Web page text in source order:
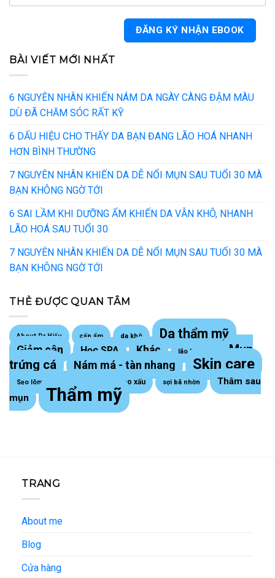
BÀI VIẾT MỚI NHẤT
6 NGUYÊN NHÂN KHIẾN NÁM DA NGÀY CÀNG ĐẬM MÀU
DÙ ĐÃ CHĂM SÓC RẤT KỸ
6 DẤU HIỆU CHO THẤY DA BẠN ĐANG LÃO HOÁ NHANH
HƠN BÌNH THƯỜNG
7 NGUYÊN NHÂN KHIẾN DA DỄ NỔI MỤN SAU TUỔI 30 MÀ
BẠN KHÔNG NGỜ TỚI
6 SAI LẦM KHI DƯỠNG ẨM KHIẾN DA VẪN KHÔ, NHANH
LÃO HOÁ SAU TUỔI 30
7 NGUYÊN NHÂN KHIẾN DA DỄ NỔI MỤN SAU TUỔI 30 MÀ
BẠN KHÔNG NGỜ TỚI
THẺ ĐƯỢC QUAN TÂM
About Dr Hiếu cấp ẩm da khô Da thẩm mỹ
Giảm cân Học SPA Khác lão hoá da
Mụn
trứng cá
Nám má - tàn nhang Skin care
Sẹo lõm trứng cá Sẹo lồi - sẹo xấu sợi bã nhờn
Thâm sau
mụn
Thẩm mỹ
TRANG
About me
Blog
Cửa hàng